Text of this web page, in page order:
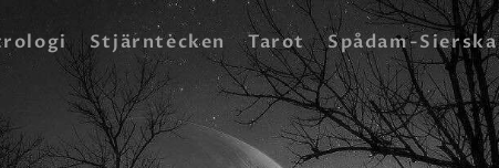
Stjärntecken Tarot Spådam-Sierska
HEM
ASTROLOGI
STJÄRNTECKEN